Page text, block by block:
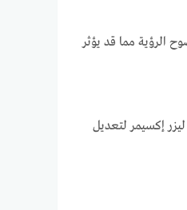
مما قد يؤثر
إكسيمر لتعديل